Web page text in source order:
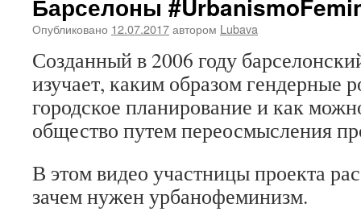
Барселоны
Опубликовано 12.07.2017автором Lubava
Созданный в 2006 году
изучает, каким образом гендерные
городское планирование и как
общество путем переосмысления
В этом видео участницы проекта
зачем нужен урбанофеминизм.